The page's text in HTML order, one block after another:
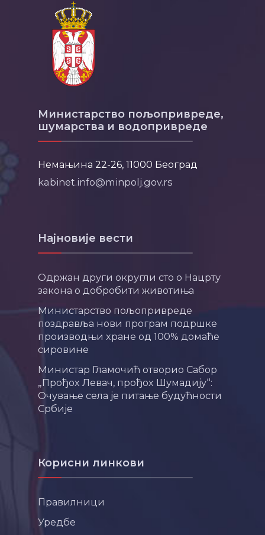
Министарство пољопривреде,
шумарства и водопривреде
Немањина 22-26, 11000 Београд
kabinet.info@minpolj.gov.rs
Најновије вести
Одржан други округли сто о Нацрту
закона о добробити животиња
Министарство пољопривреде
поздравља нови програм подршке
производњи хране од 100% домаће
сировине
Министар Гламочић отворио Сабор
„Прођох Левач, прођох Шумадију“:
Очување села је питање будућности
Србије
Корисни линкови
Правилници
Уредбе